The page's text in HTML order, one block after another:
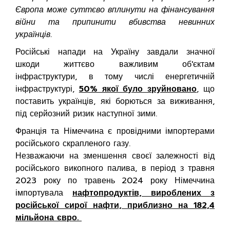
Європа може суттєво вплинути на фінансування
війни та припинити вбивства невинних
українців.
Російські напади на Україну завдали значної
шкоди життєво важливим об'єктам
інфраструктури, в тому числі енергетичній
інфраструктурі,50% якої було зруйновано, що
поставить українців, які борються за виживання,
під серйозний ризик наступної зими.
Франція та Німеччина є провідними імпортерами
російського скрапленого газу.
Незважаючи на зменшення своєї залежності від
російського викопного палива, в період з травня
2023 року по травень 2024 року Німеччина
імпортувала нафтопродуктів, вироблених з
російської сирої нафти, приблизно на 182,4
мільйона євро.